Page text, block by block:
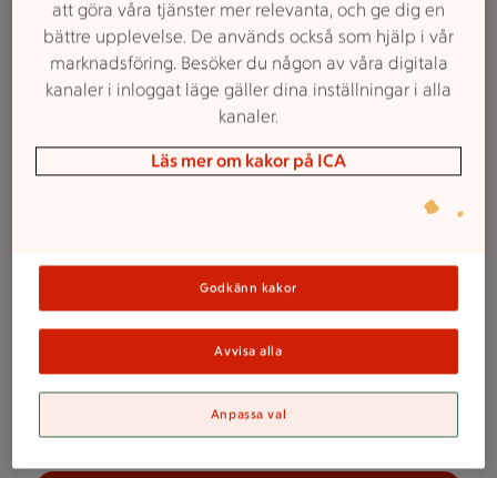
Veckans reklamfilm
Arla Köket. 5 dl. Jmfpris 50:00/liter.
/st
Lägg i inköpslista
Scan. 420 g.Max 1 köp/hushåll. Jmfpris
85:71/kg. Ord.pris 41:62 kr.
att göra våra tjänster mer relevanta, och ge dig en
bättre upplevelse. De används också som hjälp i vår
marknadsföring. Besöker du någon av våra digitala
kanaler i inloggat läge gäller dina inställningar i alla
kanaler.
Läs mer om kakor på ICA
Godkänn kakor
Avvisa alla
Anpassa val